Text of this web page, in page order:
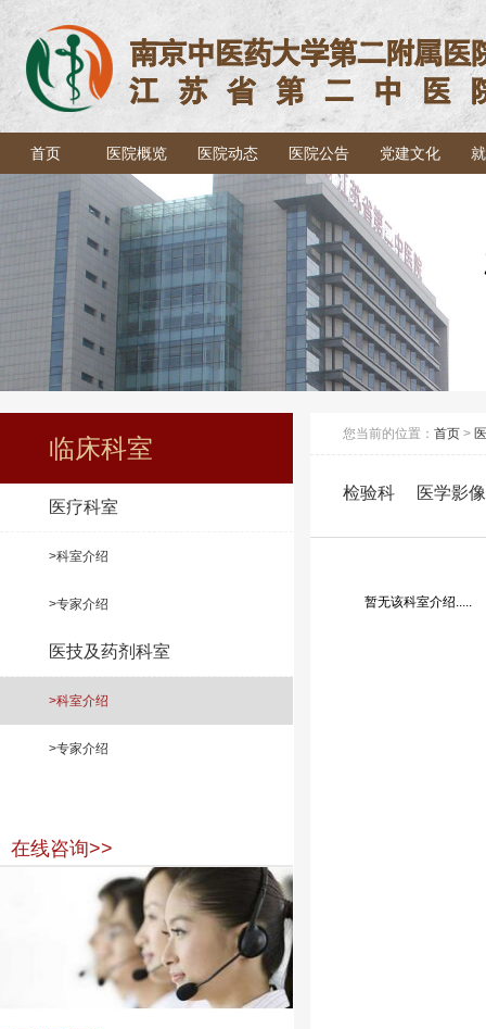
首页 医院概览 医院动态 医院公告 党建文化
临床科室
医疗科室
>科室介绍
>专家介绍
医技及药剂科室
>科室介绍
>专家介绍
在线咨询>>
您当前的位置： 首页 >
检验科 医学影
暂无该科室介绍.....